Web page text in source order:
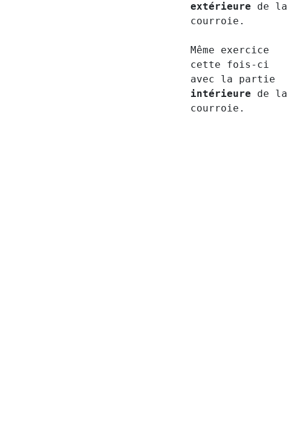
extérieure de la
courroie.
Même exercice
cette fois-ci
avec la partie
intérieure de la
courroie.